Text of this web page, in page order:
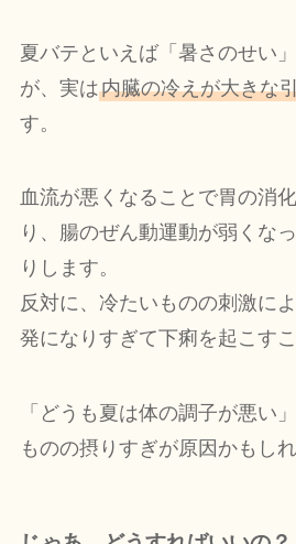
夏バテといえば「暑さのせい
が、実は内臓の冷えが大きな
す。
血流が悪くなることで胃の消
り、腸のぜん動運動が弱くな
りします。
反対に、冷たいものの刺激に
発になりすぎて下痢を起こす
「どうも夏は体の調子が悪い
ものの摂りすぎが原因かもしれ